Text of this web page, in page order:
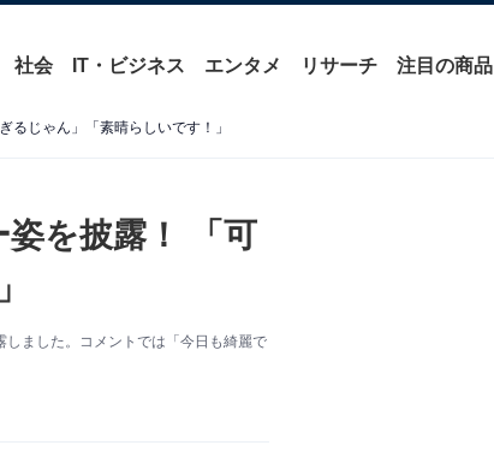
社会 IT・ビジネス エンタメ リサーチ 注目の商品
るじゃん」「素晴らしいです！」
を披露！ 「可
ました。コメントでは「今日も綺麗で